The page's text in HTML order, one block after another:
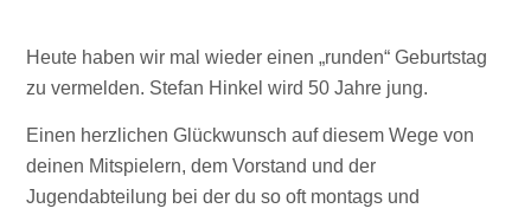
Heute haben wir mal wieder einen „runden“ Geburtstag
zu vermelden. Stefan Hinkel wird 50 Jahre jung.
Einen herzlichen Glückwunsch auf diesem Wege von
deinen Mitspielern, dem Vorstand und der
Jugendabteilung bei der du so oft montags und